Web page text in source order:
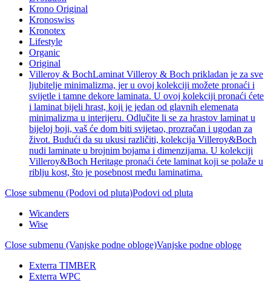
Krono Original
Kronoswiss
Kronotex
Lifestyle
Organic
Original
Villeroy & BochLaminat Villeroy & Boch prikladan je za sve
ljubitelje minimalizma, jer u ovoj kolekciji možete pronaći i
svijetle i tamne dekore laminata. U ovoj kolekciji pronaći ćete
i laminat bijeli hrast, koji je jedan od glavnih elemenata
minimalizma u interijeru. Odlučite li se za hrastov laminat u
bijeloj boji, vaš će dom biti svijetao, prozračan i ugodan za
život. Budući da su ukusi različiti, kolekcija Villeroy&Boch
nudi laminate u brojnim bojama i dimenzijama. U kolekciji
Villeroy&Boch Heritage pronaći ćete laminat koji se polaže u
riblju kost, što je posebnost među laminatima.
Close submenu (Podovi od pluta)Podovi od pluta
Wicanders
Wise
Close submenu (Vanjske podne obloge)Vanjske podne obloge
Exterra TIMBER
Exterra WPC